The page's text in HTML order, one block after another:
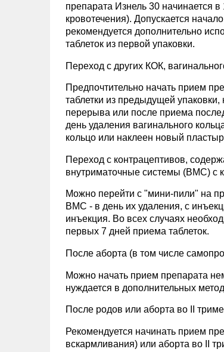
препарата Изнель 30 начинается
кровотечения). Допускается
рекомендуется дополнительно
таблеток из первой упаковки.
Переход с других КОК,
Предпочтительно начать прием
таблетки из предыдущей
перерыва или после приема
день удаления вагинального
кольцо или наклеен новый
Переход с контрацептивов,
внутриматочные системы (ВМС) с
Можно перейти с "мини-пили" на
ВМС - в день их удаления, с
инъекция. Во всех случаях
первых 7 дней приема таблеток.
После аборта (в том числе
Можно начать прием препарата
нуждается в дополнительных
После родов или аборта во II
Рекомендуется начинать прием
вскармливания) или аборта во II